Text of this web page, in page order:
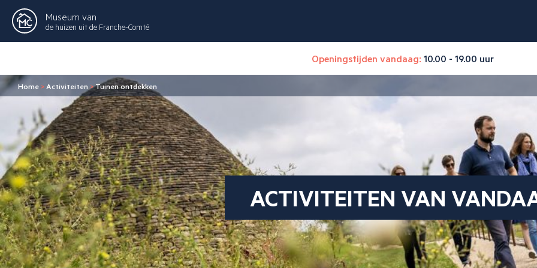
Museum van
de huizen uit de Franche-Comté
Openingstijden vandaag: 10.00 - 19.00 uur
Home > Activiteiten >Tuinen ontdekken
ACTIVITEITEN VAN